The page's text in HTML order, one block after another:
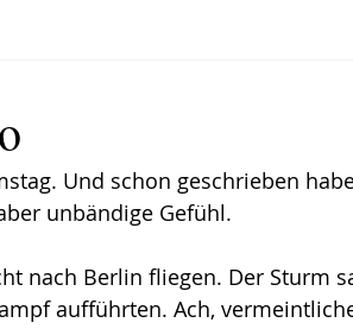
Und schon geschrieben
unbändige Gefühl.
nach Berlin fliegen. Der Sturm
aufführten. Ach,